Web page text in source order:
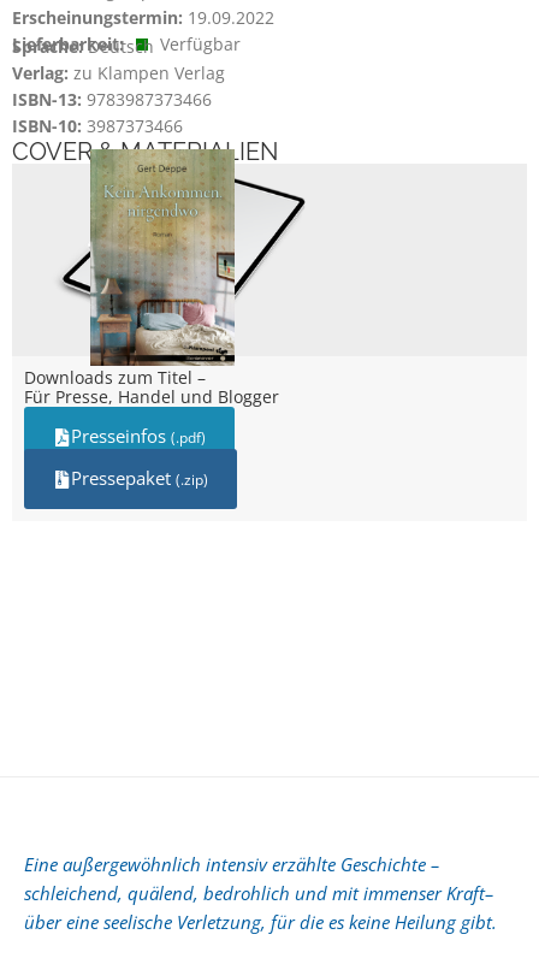
Erscheinungstermin: 19.09.2022
Lieferbarkeit:
Verfügbar
Sprache:Deutsch
Verlag: zu Klampen Verlag
ISBN-13: 9783987373466
ISBN-10: 3987373466
COVER & MATERIALIEN
Downloads zum Titel –
Für Presse, Handel und Blogger
Presseinfos (.pdf)
Pressepaket (.zip)
Eine außergewöhnlich intensiv erzählte Geschichte –
schleichend, quälend, bedrohlich und mit immenser Kraft–
über eine seelische Verletzung, für die es keine Heilung gibt.